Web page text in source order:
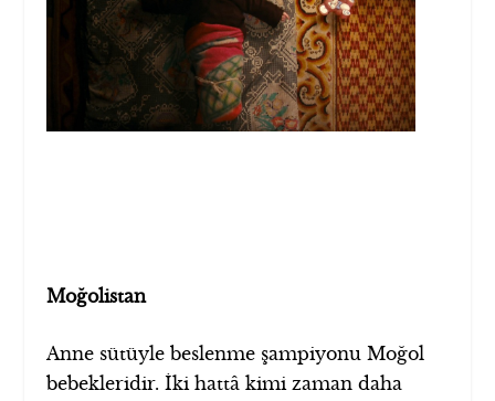
Moğolistan
Anne sütüyle beslenme şampiyonu Moğol
bebekleridir. İki hattâ kimi zaman daha